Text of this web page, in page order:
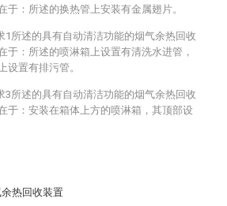
热回收装置
于：所述的换热管上安装有金属翅片。
1所述的具有自动清洁功能的烟气余热回收
于：所述的喷淋箱上设置有清洗水进管，
设置有排污管。
3所述的具有自动清洁功能的烟气余热回收
于：安装在箱体上方的喷淋箱，其顶部设